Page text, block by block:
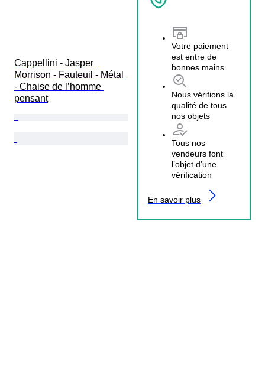
Votre paiement
est entre de
bonnes mains
Nous vérifions la
qualité de tous
nos objets
Tous nos
vendeurs font
l’objet d’une
vérification
En savoir plus
Cappellini - Jasper
Morrison - Fauteuil - Métal
- Chaise de l’homme
pensant